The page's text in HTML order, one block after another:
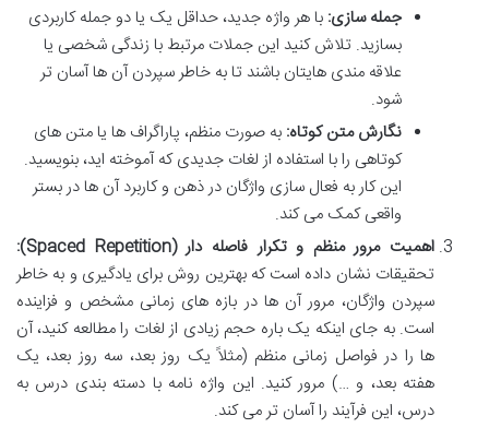
جمله سازی: با هر واژه جدید، حداقل یک یا دو جمله کاربردی
بسازید. تلاش کنید این جملات مرتبط با زندگی شخصی یا
علاقه مندی هایتان باشند تا به خاطر سپردن آن ها آسان تر
شود.
نگارش متن کوتاه: به صورت منظم، پاراگراف ها یا متن های
کوتاهی را با استفاده از لغات جدیدی که آموخته اید، بنویسید.
این کار به فعال سازی واژگان در ذهن و کاربرد آن ها در بستر
واقعی کمک می کند.
اهمیت مرور منظم و تکرار فاصله دار (Spaced Repetition):
تحقیقات نشان داده است که بهترین روش برای یادگیری و به خاطر
سپردن واژگان، مرور آن ها در بازه های زمانی مشخص و فزاینده
است. به جای اینکه یک باره حجم زیادی از لغات را مطالعه کنید، آن
ها را در فواصل زمانی منظم (مثلاً یک روز بعد، سه روز بعد، یک
هفته بعد، و …) مرور کنید. این واژه نامه با دسته بندی درس به
درس، این فرآیند را آسان تر می کند.